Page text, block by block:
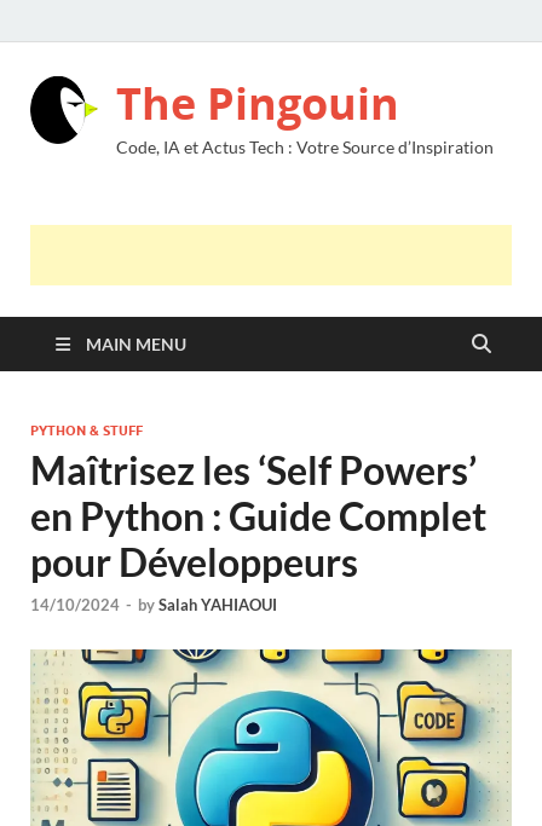
The Pingouin
Code, IA et Actus Tech : Votre Source d’Inspiration
MAIN MENU
PYTHON & STUFF
Maîtrisez les ‘Self Powers’
en Python : Guide Complet
pour Développeurs
14/10/2024 - bySalah YAHIAOUI